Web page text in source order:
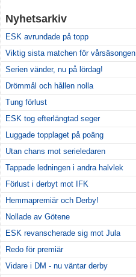
Nyhetsarkiv
ESK avrundade på topp
Viktig sista matchen för vårsäsongen
Serien vänder, nu på lördag!
Drömmål och hållen nolla
Tung förlust
ESK tog efterlängtad seger
Luggade topplaget på poäng
Utan chans mot serieledaren
Tappade ledningen i andra halvlek
Förlust i derbyt mot IFK
Hemmapremiär och Derby!
Nollade av Götene
ESK revanscherade sig mot Jula
Redo för premiär
Vidare i DM - nu väntar derby